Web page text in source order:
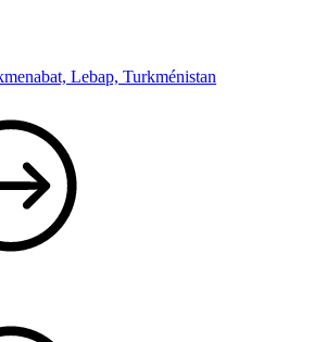
Lebap, Turkménistan